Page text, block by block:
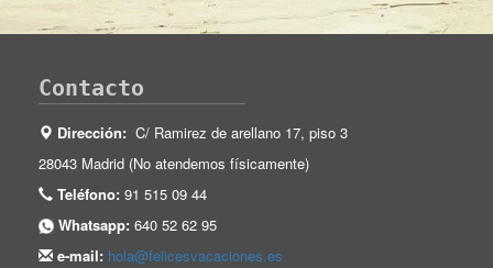
Contacto
Dirección: C/ Ramirez de arellano 17, piso 3
28043 Madrid (No atendemos físicamente)
Teléfono: 91 515 09 44
Whatsapp: 640 52 62 95
e-mail: hola@felicesvacaciones.es